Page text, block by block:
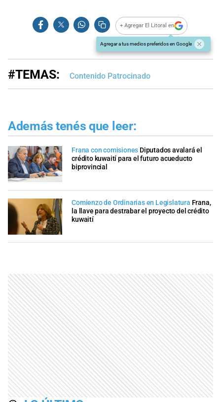
+ Agregar El Litoral en
Agregar a tus medios preferidos en Google
#TEMAS: Contenido Patrocinado
Además tenés que leer:
Frana con comisiones Diputados avalará el
crédito kuwaití para el futuro acueducto
biprovincial
Comienzo de Ordinarias en Legislatura Frana,
la llave para destrabar el proyecto del crédito
kuwaití